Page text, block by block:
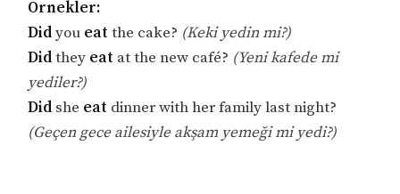
Örnekler:
Didyou eat the cake? (Keki yedin mi?)
Didthey eat at the new café? (Yeni kafede mi
yediler?)
Did she eat dinner with her family last night?
(Geçen gece ailesiyle akşam yemeği mi yedi?)